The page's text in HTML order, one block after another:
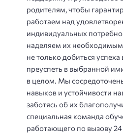
родителям, чтобы
работаем над
индивидуальных
наделяем их
не только добиться
преуспеть в выбранной
в целом. Мы
навыков и устойчивости
заботясь об их
специальная команда
работающего по вызову 24